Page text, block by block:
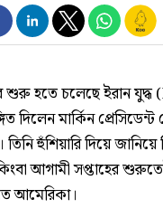
শুরু হতে চলেছে ইরান
মার্কিন প্রেসিডেন্ট
হুঁশিয়ারি দিয়ে জানিয়ে
আগামী সপ্তাহের
আমেরিকা।